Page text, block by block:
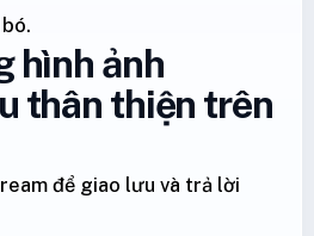
hình ảnh
thân thiện trên
để giao lưu và trả lời